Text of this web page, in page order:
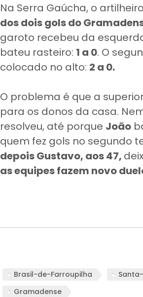
Na Serra Gaúcha, o
dos dois gols do
garoto recebeu da
bateu rasteiro: 1 a 0. O
colocado no alto: 2 a 0.
O problema é que a
para os donos da casa.
resolveu, até porque João
quem fez gols no segundo
depois Gustavo, aos 47,
as equipes fazem novo
Brasil-de-Farroupilha
Gramadense